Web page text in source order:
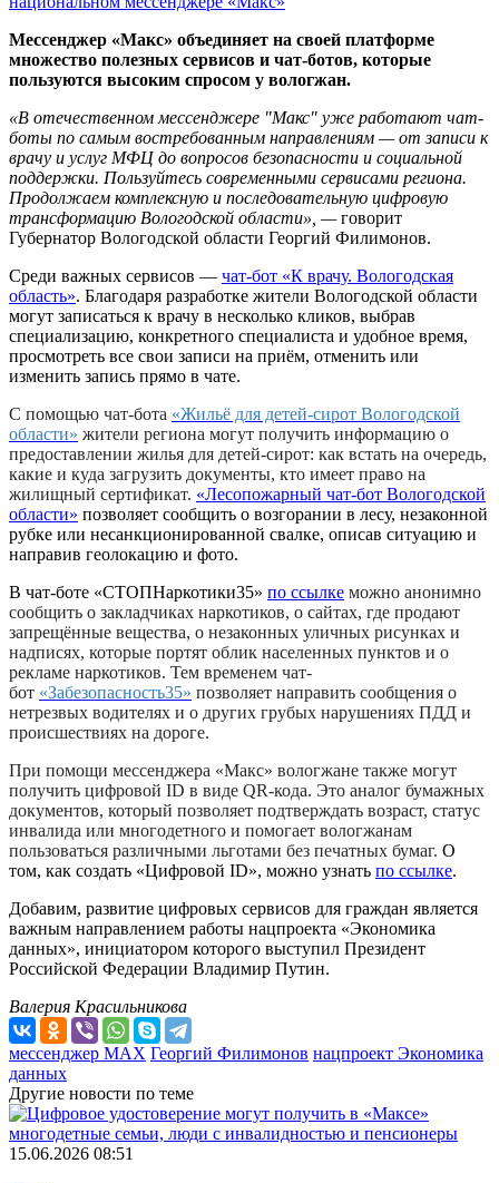
Мессенджер «Макс» объединяет на своей платформе
множество полезных сервисов и чат-ботов, которые
пользуются высоким спросом у вологжан.
«В отечественном мессенджере "Макс" уже работают чат-
боты по самым востребованным направлениям — от записи к
врачу и услуг МФЦ до вопросов безопасности и социальной
поддержки. Пользуйтесь современными сервисами региона.
Продолжаем комплексную и последовательную цифровую
трансформацию Вологодской области», —говорит
Губернатор Вологодской области Георгий Филимонов.
Среди важных сервисов — чат-бот «К врачу. Вологодская
область». Благодаря разработке жители Вологодской области
могут записаться к врачу в несколько кликов, выбрав
специализацию, конкретного специалиста и удобное время,
просмотреть все свои записи на приём, отменить или
изменить запись прямо в чате.
С помощью чат-бота «Жильё для детей-сирот Вологодской
области» жители региона могут получить информацию о
предоставлении жилья для детей-сирот: как встать на очередь,
какие и куда загрузить документы, кто имеет право на
жилищный сертификат. «Лесопожарный чат-бот Вологодской
области» позволяет сообщить о возгорании в лесу, незаконной
рубке или несанкционированной свалке, описав ситуацию и
направив геолокацию и фото.
В чат-боте «СТОПНаркотики35» по ссылке можно анонимно
сообщить о закладчиках наркотиков, о сайтах, где продают
запрещённые вещества, о незаконных уличных рисунках и
надписях, которые портят облик населенных пунктов и о
рекламе наркотиков. Тем временем чат-
бот «Забезопасность35» позволяет направить сообщения о
нетрезвых водителях и о других грубых нарушениях ПДД и
происшествиях на дороге.
При помощи мессенджера «Макс» вологжане также могут
получить цифровой ID в виде QR-кода. Это аналог бумажных
документов, который позволяет подтверждать возраст, статус
инвалида или многодетного и помогает вологжанам
пользоваться различными льготами без печатных бумаг. О
том, как создать «Цифровой ID», можно узнать по ссылке.
Добавим, развитие цифровых сервисов для граждан является
важным направлением работы нацпроекта «Экономика
данных», инициатором которого выступил Президент
Российской Федерации Владимир Путин.
Валерия Красильникова
мессенджер MAX Георгий Филимонов нацпроект Экономика
данных
Другие новости по теме
15.06.2026 08:51